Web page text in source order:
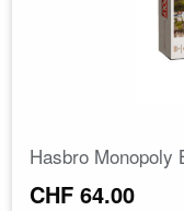
Hasbro Monopoly
CHF 64.00